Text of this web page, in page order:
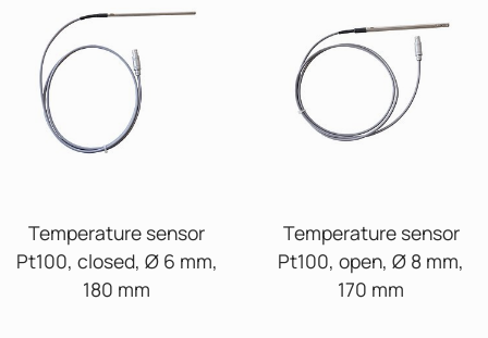
Temperature sensor
Pt100, closed, Ø 6 mm,
180 mm
Temperature sensor
Pt100, open, Ø 8 mm,
170 mm